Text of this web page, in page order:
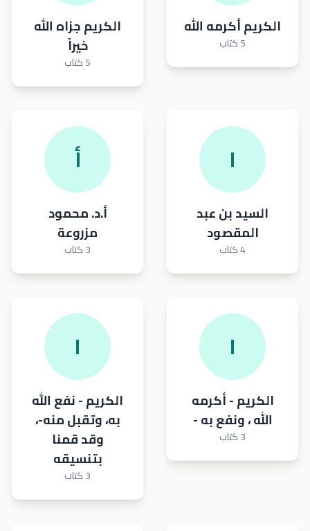
الكريم أكرمه الله
5 كتاب
الكريم جزاه الله
خيراً
5 كتاب
ا
السيد بن عبد
المقصود
4 كتاب
أ
أ.د. محمود
مزروعة
3 كتاب
ا
الكريم - أكرمه
الله ، ونفع به -
3 كتاب
ا
الكريم - نفع الله
به، وتقبل منه-،
وقد قمنا
بتنسيقه
3 كتاب